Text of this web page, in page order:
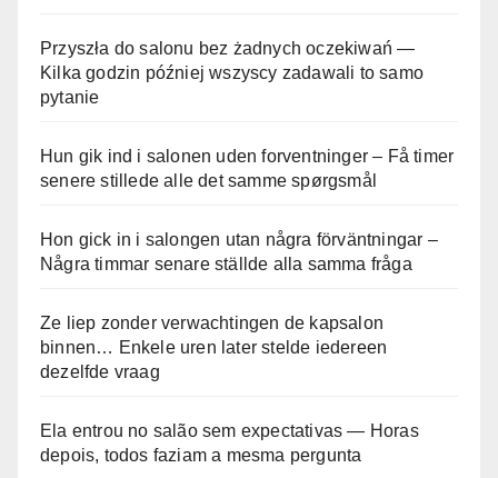
Przyszła do salonu bez żadnych oczekiwań —
Kilka godzin później wszyscy zadawali to samo
pytanie
Hun gik ind i salonen uden forventninger – Få timer
senere stillede alle det samme spørgsmål
Hon gick in i salongen utan några förväntningar –
Några timmar senare ställde alla samma fråga
Ze liep zonder verwachtingen de kapsalon
binnen… Enkele uren later stelde iedereen
dezelfde vraag
Ela entrou no salão sem expectativas — Horas
depois, todos faziam a mesma pergunta